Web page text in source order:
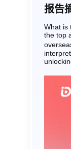
报告
What is
the top